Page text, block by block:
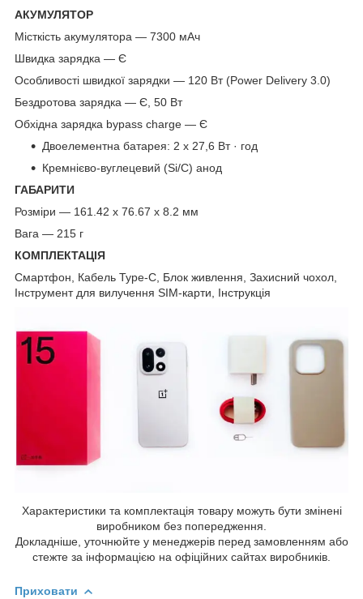
АКУМУЛЯТОР
Місткість акумулятора — 7300 мАч
Швидка зарядка — Є
Особливості швидкої зарядки — 120 Вт (Power Delivery 3.0)
Бездротова зарядка — Є, 50 Вт
Обхідна зарядка bypass charge — Є
Двоелементна батарея: 2 x 27,6 Вт · год
Кремнієво-вуглецевий (Si/C) анод
ГАБАРИТИ
Розміри — 161.42 x 76.67 x 8.2 мм
Вага — 215 г
КОМПЛЕКТАЦІЯ
Смартфон, Кабель Type-C, Блок живлення, Захисний чохол,
Інструмент для вилучення SIM-карти, Інструкція
Характеристики та комплектація товару можуть бути змінені
виробником без попередження.
Докладніше, уточнюйте у менеджерів перед замовленням або
стежте за інформацією на офіційних сайтах виробників.
Приховати